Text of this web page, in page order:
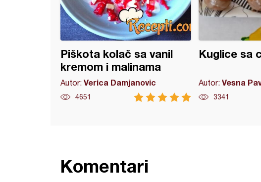
Piškota kolač sa vanil
kremom i malinama
Autor: Verica Damjanovic
4651
Kuglice sa
Autor: Vesna
3341
Komentari